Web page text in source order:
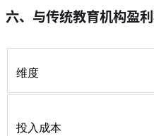
六、与传统教育机构盈
维度
投入成本